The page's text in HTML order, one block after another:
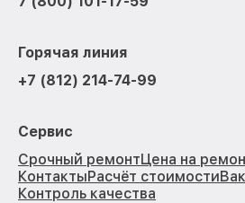
Горячая линия
+7 (812) 214-74-99
Сервис
Срочный ремонтЦена на
КонтактыРасчёт стоимости
Контроль качества